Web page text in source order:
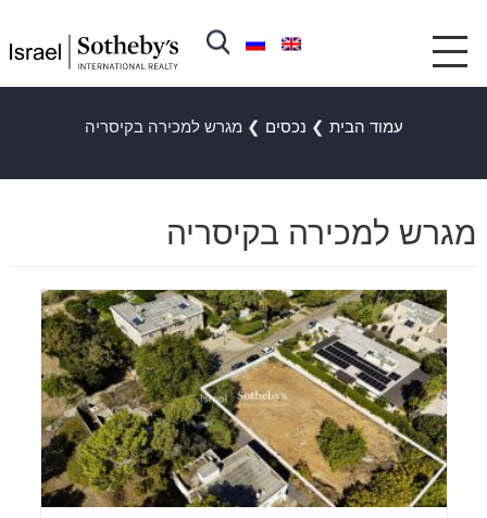
עמוד הבית ❯ נכסים ❯ מגרש למכירה בקיסריה
מגרש למכירה בקיסריה